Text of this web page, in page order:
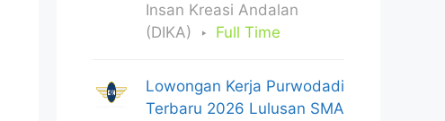
Insan Kreasi Andalan
(DIKA)
Full Time
Lowongan Kerja Purwodadi
Terbaru 2026 Lulusan SMA